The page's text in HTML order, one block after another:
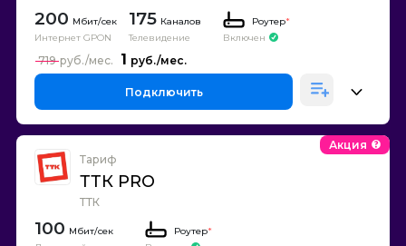
200
Интернет GPON
175 Каналов
Телевидение
Роутер*
Включен
1
719
Подключить
Тариф
ТТК PRO
ТТК
Акция
100 Роутер*